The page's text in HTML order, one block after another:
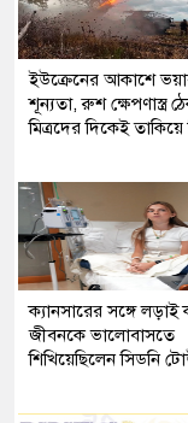
ইউক্রেনের আকাশে
শূন্যতা, রুশ ক্ষেপণাস্ত্র
মিত্রদের দিকেই
ক্যানসারের সঙ্গে
জীবনকে ভালোবাসতে
শিখিয়েছিলেন সিডনি